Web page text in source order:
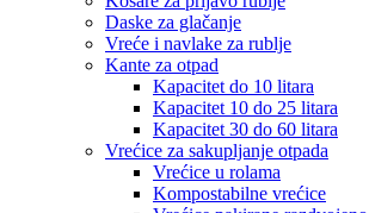
Daske za glačanje
Vreće i navlake za rublje
Kante za otpad
Kapacitet do 10 litara
Kapacitet 10 do 25 litara
Kapacitet 30 do 60 litara
Vrećice za sakupljanje otpada
Vrećice u rolama
Kompostabilne vrećice